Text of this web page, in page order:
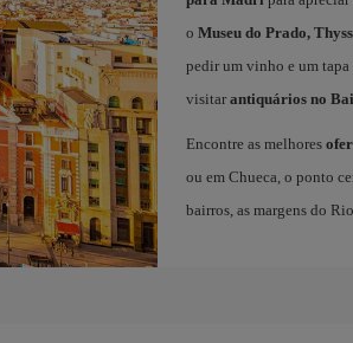
o Museu do Prado,
pedir um vinho e um tapa
visitar antiquários no
Encontre as melhores
ou em Chueca, o ponto
bairros, as margens do